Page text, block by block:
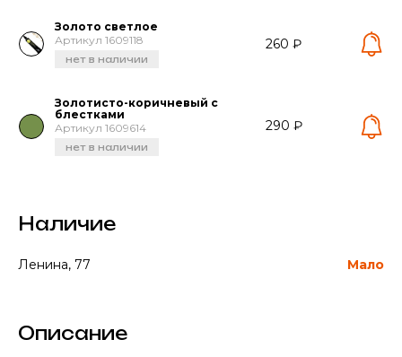
Золото светлое
Артикул 1609118
нет в наличии
260 ₽
Золотисто-коричневый с
блестками
Артикул 1609614
нет в наличии
290 ₽
Наличие
Ленина, 77 Мало
Описание